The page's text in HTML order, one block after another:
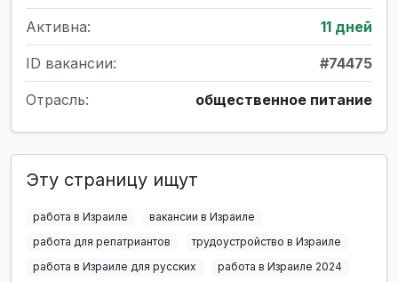
Активна: 11 дней
ID вакансии: #74475
Отрасль: общественное питание
Эту страницу ищут
работа в Израиле
вакансии в Израиле
работа для репатриантов
трудоустройство в Израиле
работа в Израиле для русских
работа в Израиле 2024